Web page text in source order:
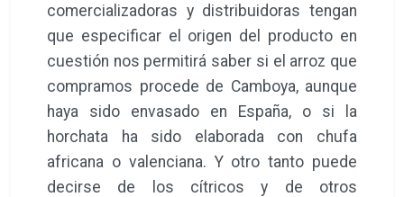
comercializadoras y distribuidoras tengan
que especificar el origen del producto en
cuestión nos permitirá saber si el arroz que
compramos procede de Camboya, aunque
haya sido envasado en España, o si la
horchata ha sido elaborada con chufa
africana o valenciana. Y otro tanto puede
decirse de los cítricos y de otros